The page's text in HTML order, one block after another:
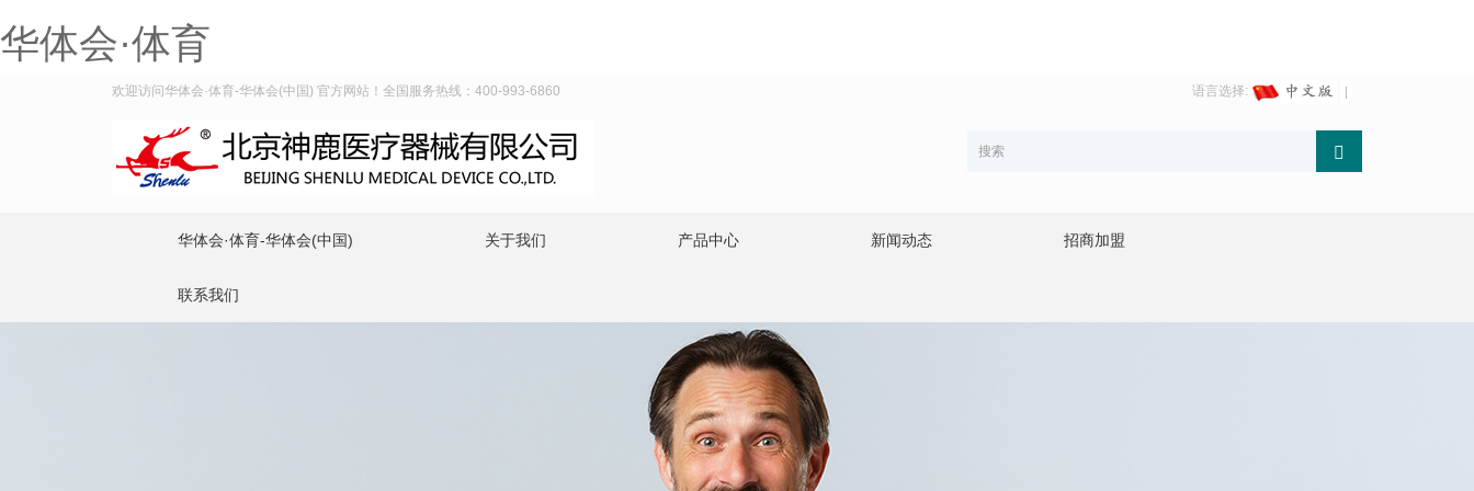
华体会·体育
欢迎访问华体会·体育-华体会(中国) 官方网站！全国服务热线：400-993-6860 语言选择:
华体会·体育-华体会(中国) 关于我们 产品中心 新闻动态 招商加盟
联系我们